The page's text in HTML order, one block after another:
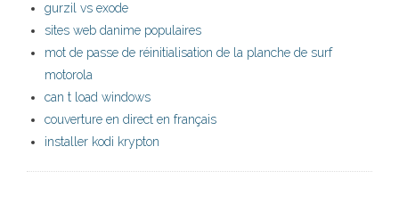
gurzil vs exode
sites web danime populaires
mot de passe de réinitialisation de la planche de surf
motorola
can t load windows
couverture en direct en français
installer kodi krypton